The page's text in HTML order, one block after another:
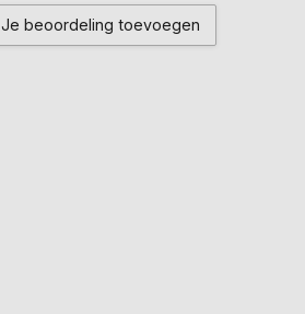
Je beoordeling toevoegen